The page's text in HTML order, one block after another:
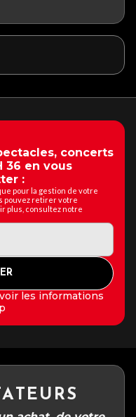
concerts
36 en vous
:
pour la gestion de votre
pouvez retirer votre
plus, consultez notre
les informations